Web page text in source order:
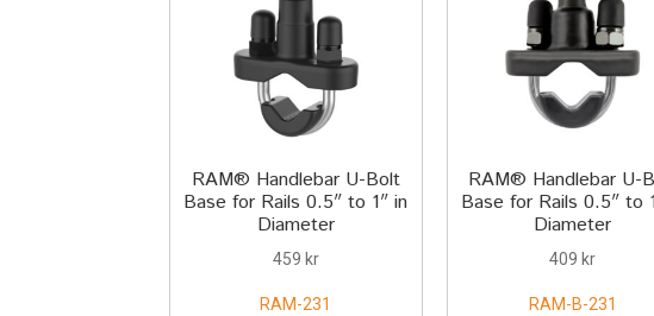
RAM® Handlebar U-Bolt
Base for Rails 0.5″ to 1″ in
Diameter
459 kr
RAM-231
RAM® Handlebar U-
Base for Rails 0.5″ to
Diameter
409 kr
RAM-B-231